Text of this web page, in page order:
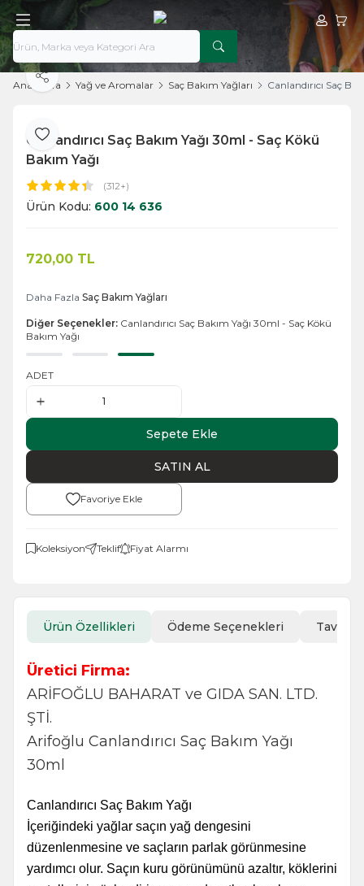
Hesabım
Ana Sayfa Yağ ve Aromalar Saç Bakım Yağları Canlandırıcı Saç
Favoriye Ekle
Paylaş
Canlandırıcı Saç Bakım Yağı 30ml - Saç Kökü
Bakım Yağı
(312+)
Ürün Kodu: 600 14 636
720,00 TL
Daha Fazla Saç Bakım Yağları
Diğer Seçenekler: Canlandırıcı Saç Bakım Yağı 30ml - Saç Kökü
Bakım Yağı
ADET
Sepete Ekle
SATIN AL
Favoriye Ekle
Koleksiyon Teklif Fiyat Alarmı
Ürün Özellikleri Ödeme Seçenekleri Tavsiye
Üretici Firma:
ARİFOĞLU BAHARAT ve GIDA SAN. LTD.
ŞTİ.
Arifoğlu Canlandırıcı Saç Bakım Yağı
30ml
Canlandırıcı Saç Bakım Yağı
İçeriğindeki yağlar saçın yağ dengesini
düzenlenmesine ve saçların parlak görünmesine
yardımcı olur. Saçın kuru görünümünü azaltır, köklerini